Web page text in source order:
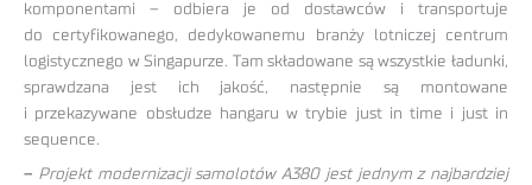
komponentami – odbiera je od dostawców i transportuje
do certyfikowanego, dedykowanemu branży lotniczej centrum
logistycznego w Singapurze. Tam składowane są wszystkie ładunki,
sprawdzana jest ich jakość, następnie są montowane
i przekazywane obsłudze hangaru w trybie just in time i just in
sequence.
– Projekt modernizacji samolotów A380 jest jednym z najbardziej